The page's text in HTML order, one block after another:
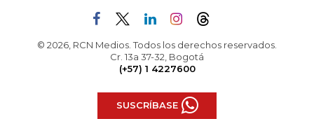
© 2026, RCN Medios. Todos los derechos reservados.
Cr. 13a 37-32, Bogotá
(+57) 1 4227600
SUSCRÍBASE